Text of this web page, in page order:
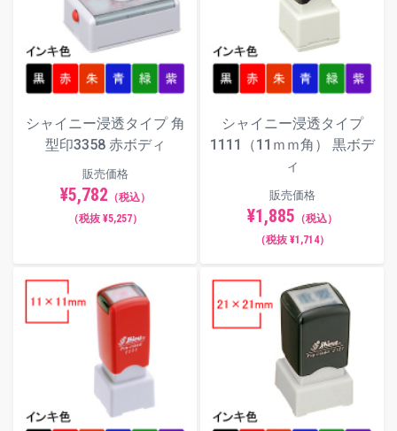
シャイニー浸透タイプ 角
型印3358 赤ボディ
販売価格
¥5,782 （税込）
（税抜 ¥5,257）
シャイニー浸透タイプ
1111（11ｍｍ角） 黒ボデ
ィ
販売価格
¥1,885 （税込）
（税抜 ¥1,714）